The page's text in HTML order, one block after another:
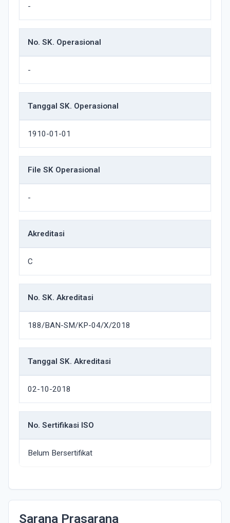
-
No. SK. Operasional
-
Tanggal SK. Operasional
1910-01-01
File SK Operasional
-
Akreditasi
C
No. SK. Akreditasi
188/BAN-SM/KP-04/X/2018
Tanggal SK. Akreditasi
02-10-2018
No. Sertifikasi ISO
Belum Bersertifikat
Sarana Prasarana